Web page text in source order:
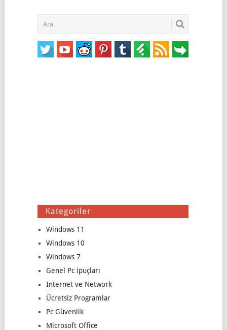
Kategoriler
Windows 11
Windows 10
Windows 7
Genel Pc ipuçları
Internet ve Network
Ücretsiz Programlar
Pc Güvenlik
Microsoft Office